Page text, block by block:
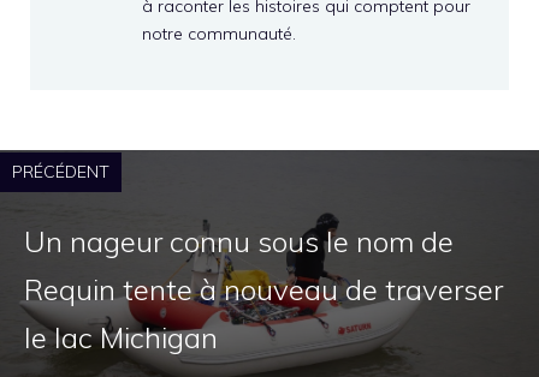
à raconter les histoires qui comptent pour
notre communauté.
PRÉCÉDENT
Un nageur connu sous le nom de
Requin tente à nouveau de traverser
le lac Michigan